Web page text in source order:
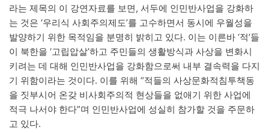
라는 제목의 이 강연자료를 보면, 서두에 인민반사업을 강화하
는 것은 ‘우리식 사회주의제도’를 고수하면서 동시에 우월성을
발양하기 위한 목적임을 분명히 밝히고 있다. 이는 이른바 ‘적’들
이 북한을 ‘고립압살’하고 주민들의 생활방식과 사상을 변화시
키려는 데 대해 인민반사업을 강화함으로써 내부 결속력을 다지
기 위함이라는 것이다. 이를 위해 “적들의 사상문화적침투책동
을 짓부시어 온갖 비사회주의적 현상들을 없애기 위한 사업에
적극 나서야 한다”며 인민반사업에 성실히 참가할 것을 주문하
고 있다.